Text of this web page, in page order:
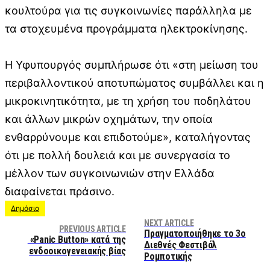
κουλτούρα για τις συγκοινωνίες παράλληλα με
τα στοχευμένα προγράμματα ηλεκτροκίνησης.
Η Υφυπουργός συμπλήρωσε ότι «στη μείωση του
περιβαλλοντικού αποτυπώματος συμβάλλει και η
μικροκινητικότητα, με τη χρήση του ποδηλάτου
και άλλων μικρών οχημάτων, την οποία
ενθαρρύνουμε και επιδοτούμε», καταλήγοντας
ότι με πολλή δουλειά και με συνεργασία το
μέλλον των συγκοινωνιών στην Ελλάδα
διαφαίνεται πράσινο.
Δημόσιο
PREVIOUS ARTICLE
«Panic Button» κατά της
ενδοοικογενειακής βίας
NEXT ARTICLE
Πραγματοποιήθηκε το 3ο
Διεθνές Φεστιβάλ
Ρομποτικής